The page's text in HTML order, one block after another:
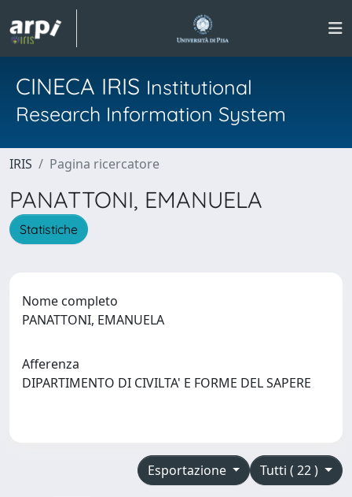
CINECA IRIS Institutional
Research Information System
IRIS Pagina ricercatore
PANATTONI, EMANUELA
Statistiche
Nome completo
PANATTONI, EMANUELA
Afferenza
DIPARTIMENTO DI CIVILTA' E FORME DEL SAPERE
Tutti ( 22 )
Esportazione